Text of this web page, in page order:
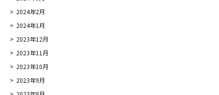
2024年2月
2024年1月
2023年12月
2023年11月
2023年10月
2023年9月